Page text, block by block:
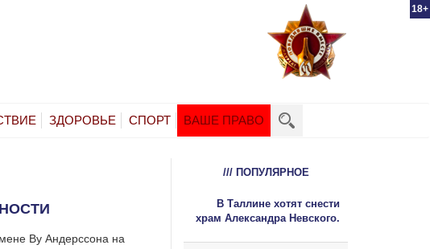
18+
ЗДОРОВЬЕ СПОРТ ВАШЕ ПРАВО
Ву Андерссона на
/// ПОПУЛЯРНОЕ
В Таллине хотят снести
храм Александра Невского.